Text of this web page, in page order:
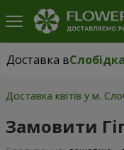
Доставка в
Доставка в
Доставка квітів у м.
Замовити